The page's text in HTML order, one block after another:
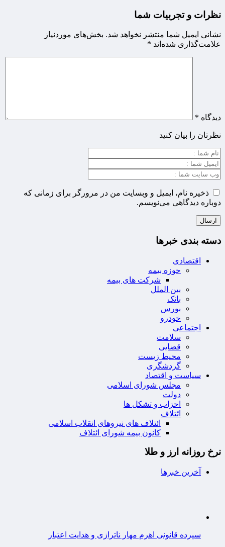
نظرات و تجربیات شما
نشانی ایمیل شما منتشر نخواهد شد. بخش‌های موردنیاز
علامت‌گذاری شده‌اند *
دیدگاه *
نظرتان را بیان کنید
ذخیره نام، ایمیل و وبسایت من در مرورگر برای زمانی که
دوباره دیدگاهی می‌نویسم.
دسته بندی خبرها
اقتصادی
حوزه بیمه
شرکت های بیمه
بین الملل
بانک
بورس
خودرو
اجتماعی
سلامت
قضایی
محیط زیست
گردشگری
سیاست و اقتصاد
مجلس شورای اسلامی
دولت
احزاب و تشکل ها
ائتلاف
ائتلاف های نیروهای انقلاب اسلامی
کانون بیمه شورای ائتلاف
نرخ روزانه ارز و طلا
آخرین خبرها
سپرده قانونی اهرم مهار ناترازی و هدایت اعتبار